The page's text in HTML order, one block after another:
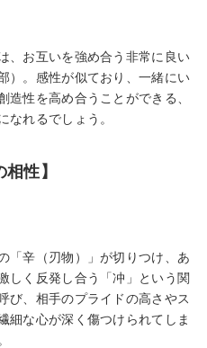
、お互いを強め合う非常に良い
）。感性が似ており、一緒にい
造性を高め合うことができる、
なれるでしょう。
性】
「辛（刃物）」が切りつけ、あ
しく反発し合う「冲」という関
び、相手のプライドの高さやス
細な心が深く傷つけられてしま